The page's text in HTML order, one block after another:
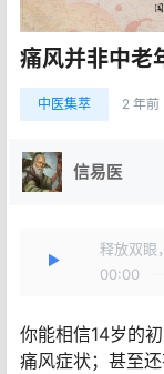
痛风并非中老
中医集萃 2 年前
信易医
释放双眼
00:00
你能相信14岁的
痛风症状；甚至